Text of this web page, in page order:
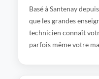
Basé à Santenay
que les grandes
technicien connaît
parfois même votre